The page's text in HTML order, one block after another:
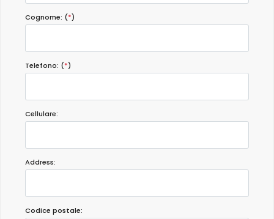
Cognome: (*)
Telefono: (*)
Cellulare:
Address:
Codice postale: